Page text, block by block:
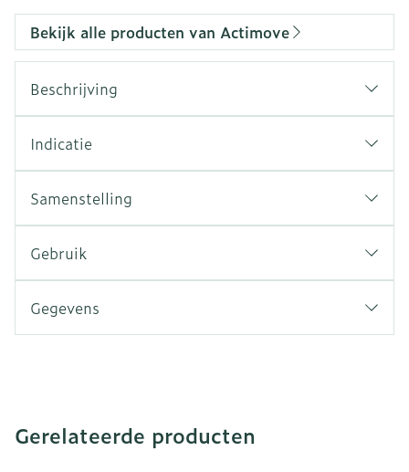
Bekijk alle producten van Actimove
Beschrijving
Indicatie
Samenstelling
Gebruik
Gegevens
Gerelateerde producten